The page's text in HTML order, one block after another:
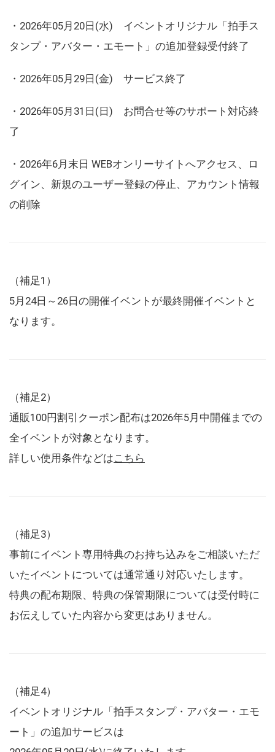
・2026年05月20日(水) イベントオリジナル「拍手ス
タンプ・アバター・エモート」の追加登録受付終了
・2026年05月29日(金) サービス終了
・2026年05月31日(日) お問合せ等のサポート対応終
了
・2026年6月末日 WEBオンリーサイトへアクセス、ロ
グイン、新規のユーザー登録の停止、アカウント情報
の削除
（補足1）
5月24日～26日の開催イベントが最終開催イベントと
なります。
（補足2）
通販100円割引クーポン配布は2026年5月中開催までの
全イベントが対象となります。
詳しい使用条件などはこちら
（補足3）
事前にイベント専用特典のお持ち込みをご相談いただ
いたイベントについては通常通り対応いたします。
特典の配布期限、特典の保管期限については受付時に
お伝えしていた内容から変更はありません。
（補足4）
イベントオリジナル「拍手スタンプ・アバター・エモ
ート」の追加サービスは